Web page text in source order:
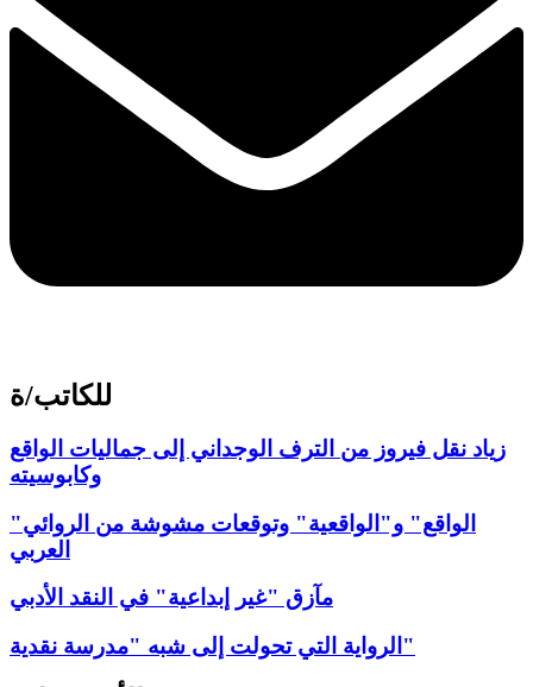
للكاتب/ة
زياد نقل فيروز من الترف الوجداني إلى جماليات الواقع
وكابوسيته
"الواقع" و"الواقعية" وتوقعات مشوشة من الروائي
العربي
مآزق "غير إبداعية" في النقد الأدبي
الرواية التي تحولت إلى شبه "مدرسة نقدية"